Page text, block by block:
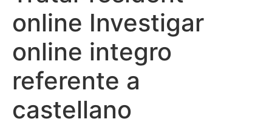
online Investigar
online integro
referente a
castellano